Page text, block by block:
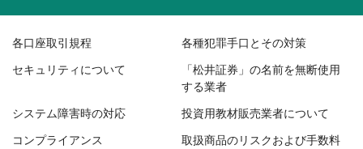
各口座取引規程 各種犯罪手口とその対策
セキュリティについて
「松井証券」の名前を無断使用
する業者
システム障害時の対応 投資用教材販売業者について
コンプライアンス
取扱商品のリスクおよび手数料